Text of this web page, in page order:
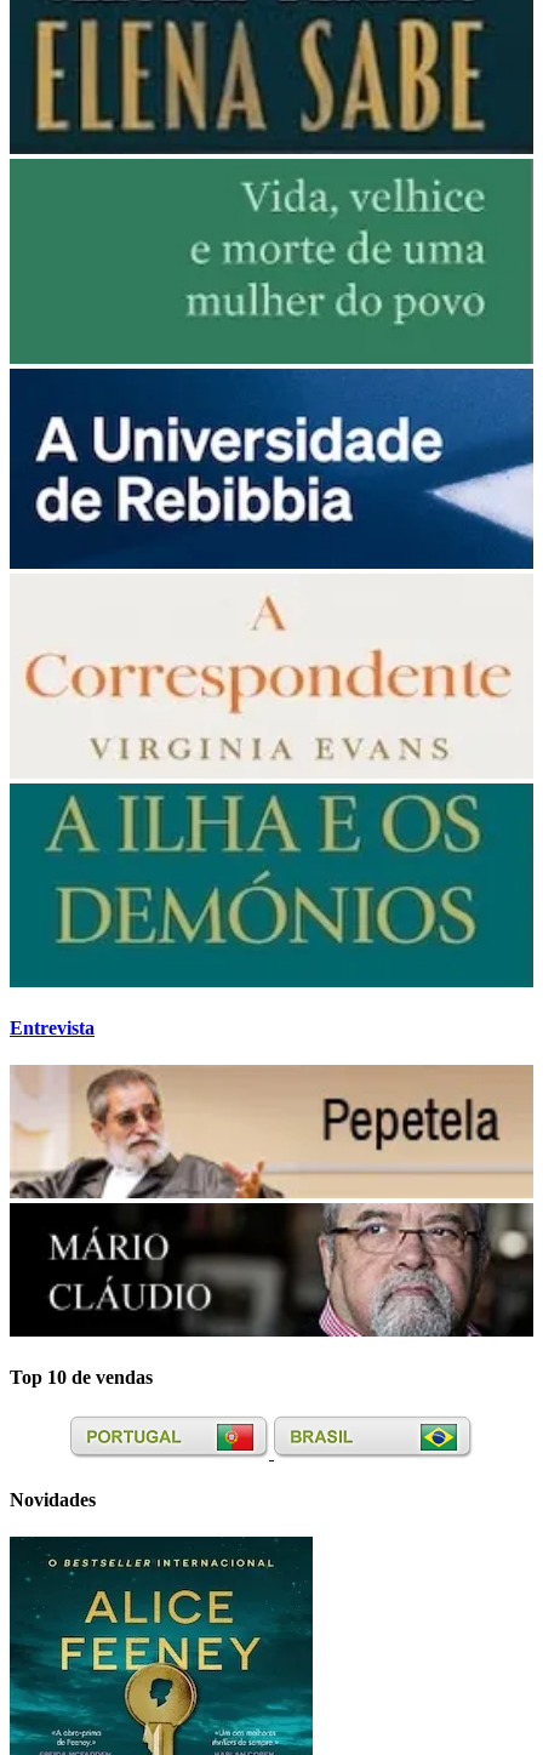
Entrevista
Top 10 de vendas
Novidades